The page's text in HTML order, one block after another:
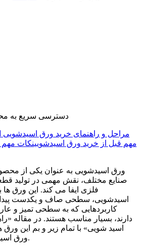
دسترسی سریع به
مراحل و راهنمای خرید ورق اسیدشویی
مهم قبل از خرید ورق اسیدشویینکات مهم
ورق اسیدشویی به عنوان یکی از
صنایع مختلف، نقش مهمی در تولید
فلزی ایفا می کند. این ورق ها
اسیدشویی، سطحی صاف و یکدست پیدا
کاربردهایی که به سطحی تمیز و
دارند، بسیار مناسب هستند. در مقاله
اسید شویی» با تمام زیر و بم این
ورق اسید آشنا می شویم.